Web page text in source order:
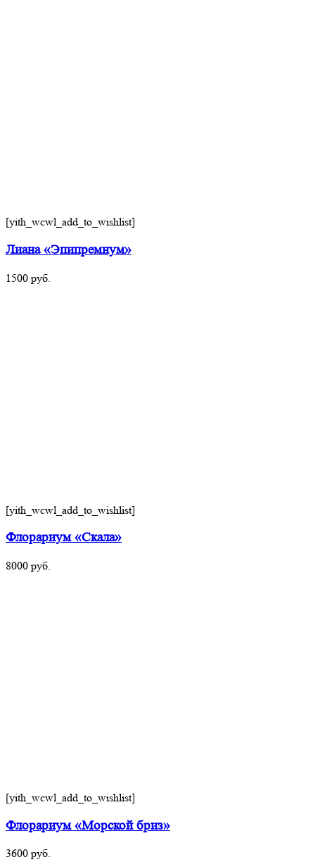
[yith_wcwl_add_to_wishlist]
Лиана «Эпипремнум»
1500 руб.
[yith_wcwl_add_to_wishlist]
Флорариум «Скала»
8000 руб.
[yith_wcwl_add_to_wishlist]
Флорариум «Морской бриз»
3600 руб.